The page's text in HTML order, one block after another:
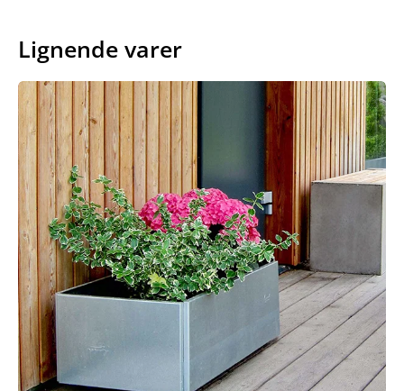
Lignende varer